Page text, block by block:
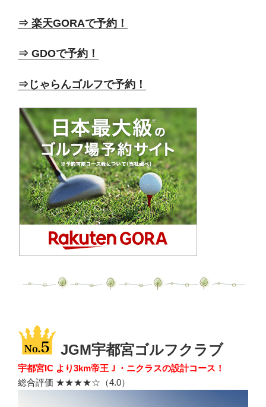
⇒ 楽天GORAで予約！
⇒ GDOで予約！
⇒じゃらんゴルフで予約！
JGM宇都宮ゴルフクラブ
宇都宮IC より3km帝王Ｊ・ニクラスの設計コース！
総合評価 ★★★★☆（4.0）